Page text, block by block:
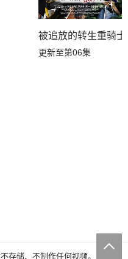
被追放的转生重骑
更新至第06集
存储、不制作任何视频。